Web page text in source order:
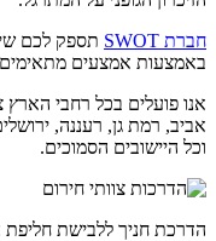
חברת SWOT
תספק לכם
באמצעות אמצעים
אנו פועלים בכל רחבי הארץ
אביב, רמת גן, רעננה,
וכל היישובים הסמוכים.
הדרכת חניך ללבישת